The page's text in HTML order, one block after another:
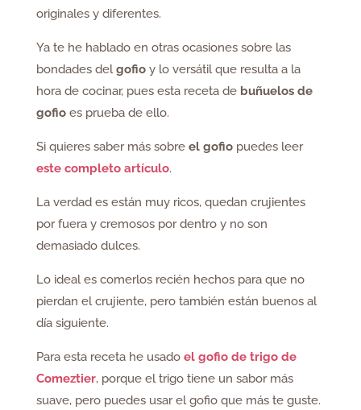
originales y diferentes.
Ya te he hablado en otras ocasiones sobre las
bondades del gofioy lo versátil que resulta a la
hora de cocinar, pues esta receta de buñuelos de
gofioes prueba de ello.
Si quieres saber más sobre el gofio puedes leer
este completo artículo.
La verdad es están muy ricos, quedan crujientes
por fuera y cremosos por dentro y no son
demasiado dulces.
Lo ideal es comerlos recién hechos para que no
pierdan el crujiente, pero también están buenos al
día siguiente.
Para esta receta he usado el gofio de trigo de
Comeztier, porque el trigo tiene un sabor más
suave, pero puedes usar el gofio que más te guste.